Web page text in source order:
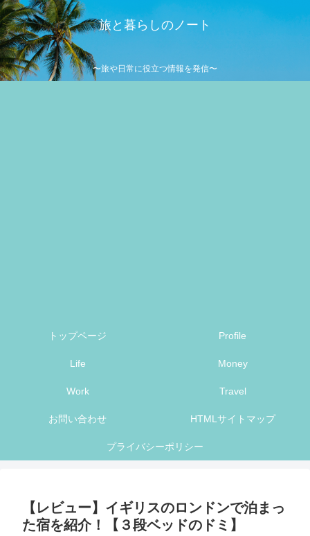
旅と暮らしのノート
〜旅や日常に役立つ情報を発信〜
トップページ Profile
Life Money
Work Travel
お問い合わせ HTMLサイトマップ
プライバシーポリシー
【レビュー】イギリスのロンドンで泊まっ
た宿を紹介！【３段ベッドのドミ】